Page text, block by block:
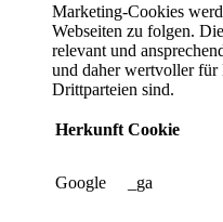
Marketing-Cookies
Webseiten zu folgen.
relevant und
und daher wertvoller für
Drittparteien sind.
Herkunft Cookie
Google _ga